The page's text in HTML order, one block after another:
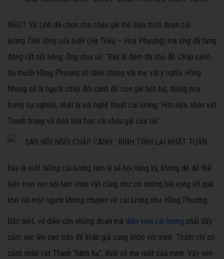
NSƯT Vũ Linh đã chọn cho cháu gái thể hiện trích đoạn cải
lương Tấm lòng của biển (Hà Triều – Hoa Phượng) mà ông đã từng
đóng rất nổi tiếng. Ông chia sẻ: “Đây là đêm thi chủ đề Chắp cánh,
tôi muốn Hồng Phượng sẽ diễn chung với mẹ với ý nghĩa Hồng
Nhung sẽ là người chắp đôi cánh để con gái tiến bộ, thăng hoa
trong sự nghiệp, nhất là với nghệ thuật cải lương. Hơn nữa, nhân vật
Thanh trong vở diễn khá hợp với cháu gái của tôi”.
Đây là một tuồng cải lương tâm lý xã hội nặng ký, không dễ để thể
hiện trọn vẹn nội tâm nhân vật cũng như có những bài vọng vổ quá
khó với một người không chuyên về cải lương như Hồng Phượng.
Đặc biệt, vở diễn cần những đoạn mà diễn viên cải lương phải đẩy
cảm xúc lên cao trào để khán giả cùng khóc với mình. Thậm chí có
cảnh nhân vật Thanh “hành hạ”, đuổi xô mẹ ruột của mình. Vậy nên